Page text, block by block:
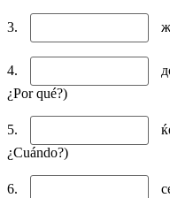
3.
4.
¿Por qué?)
5.
¿Cuándo?)
6.